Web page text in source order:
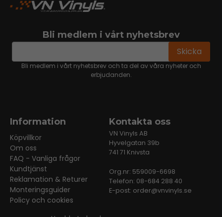
Bli medlem i vårt nyhetsbrev
email Skicka
Bli medlem i vårt nyhetsbrev och ta del av våra nyheter och
erbjudanden.
Information
Köpvillkor
Om oss
FAQ - Vanliga frågor
Kundtjänst
Reklamation & Returer
Monteringsguider
Policy och cookies
Kontakta oss
VN Vinyls AB
Hyvelgatan 39b
741 71 Knivsta
Org.nr: 559009-6698
Telefon: 08-684 288 40
E-post: order@vnvinyls.se